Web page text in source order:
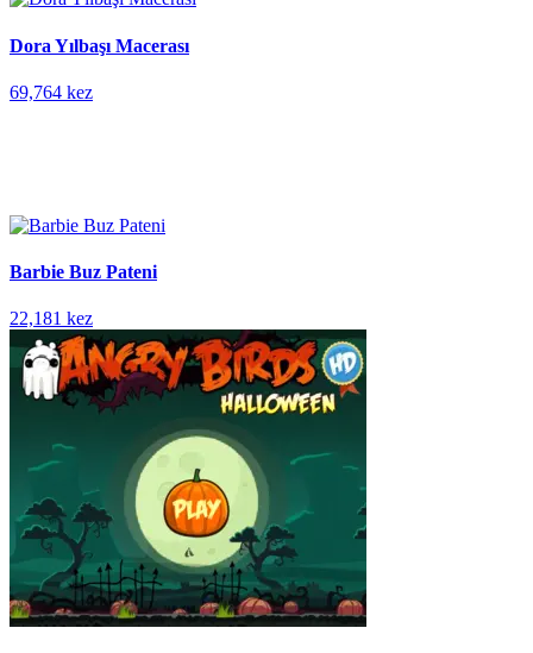
Dora Yılbaşı Macerası
69,764 kez
Barbie Buz Pateni
22,181 kez